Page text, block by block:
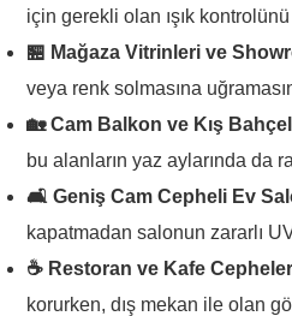
için gerekli olan ışık
🏪 Mağaza Vitrinleri ve
veya renk solmasına
🏡 Cam Balkon ve Kış
bu alanların yaz aylarında da
🛋️ Geniş Cam Cepheli Ev
kapatmadan salonun zararlı
☕ Restoran ve Kafe
korurken, dış mekan ile olan